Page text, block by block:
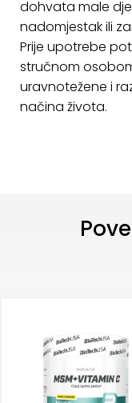
dohvata male
nadomjestak ili
Prije upotrebe
stručnom
uravnotežene i
načina života.